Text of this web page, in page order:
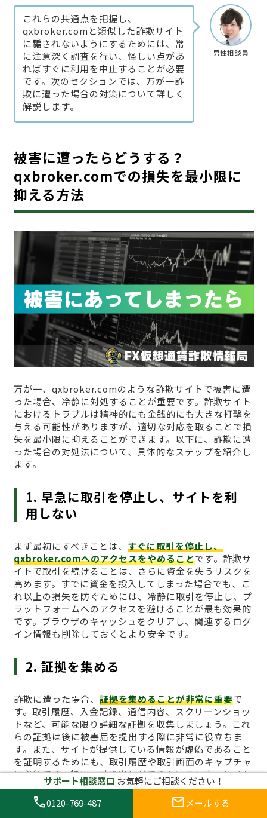
男性相談員
これらの共通点を把握し、
qxbroker.comと類似した詐欺サイト
に騙されないようにするためには、常
に注意深く調査を行い、怪しい点があ
ればすぐに利用を中止することが必要
です。次のセクションでは、万が一詐
欺に遭った場合の対策について詳しく
解説します。
被害に遭ったらどうする？
qxbroker.comでの損失を最小限に
抑える方法
万が一、qxbroker.comのような詐欺サイトで被害に遭
った場合、冷静に対処することが重要です。詐欺サイト
におけるトラブルは精神的にも金銭的にも大きな打撃を
与える可能性がありますが、適切な対応を取ることで損
失を最小限に抑えることができます。以下に、詐欺に遭
った場合の対処法について、具体的なステップを紹介し
ます。
1. 早急に取引を停止し、サイトを利
用しない
まず最初にすべきことは、 すぐに取引を停止し、
qxbroker.comへのアクセスをやめることです。詐欺サ
イトで取引を続けることは、さらに資金を失うリスクを
高めます。すでに資金を投入してしまった場合でも、こ
れ以上の損失を防ぐためには、冷静に取引を停止し、プ
ラットフォームへのアクセスを避けることが最も効果的
です。ブラウザのキャッシュをクリアし、関連するログ
イン情報も削除しておくとより安全です。
2. 証拠を集める
詐欺に遭った場合、 証拠を集めることが非常に重要で
す。取引履歴、入金記録、通信内容、スクリーンショッ
トなど、可能な限り詳細な証拠を収集しましょう。これ
らの証拠は後に被害届を提出する際に非常に役立ちま
す。また、サイトが提供している情報が虚偽であること
を証明するためにも、取引履歴や取引画面のキャプチャ
は必須です。特に、引き出しができないことや、サイト
からの不正な要求があった場合、その証拠は重要な役割
を果たします。
サポート相談窓口 お気軽にご相談ください！
call0120-769-487 mail メールする